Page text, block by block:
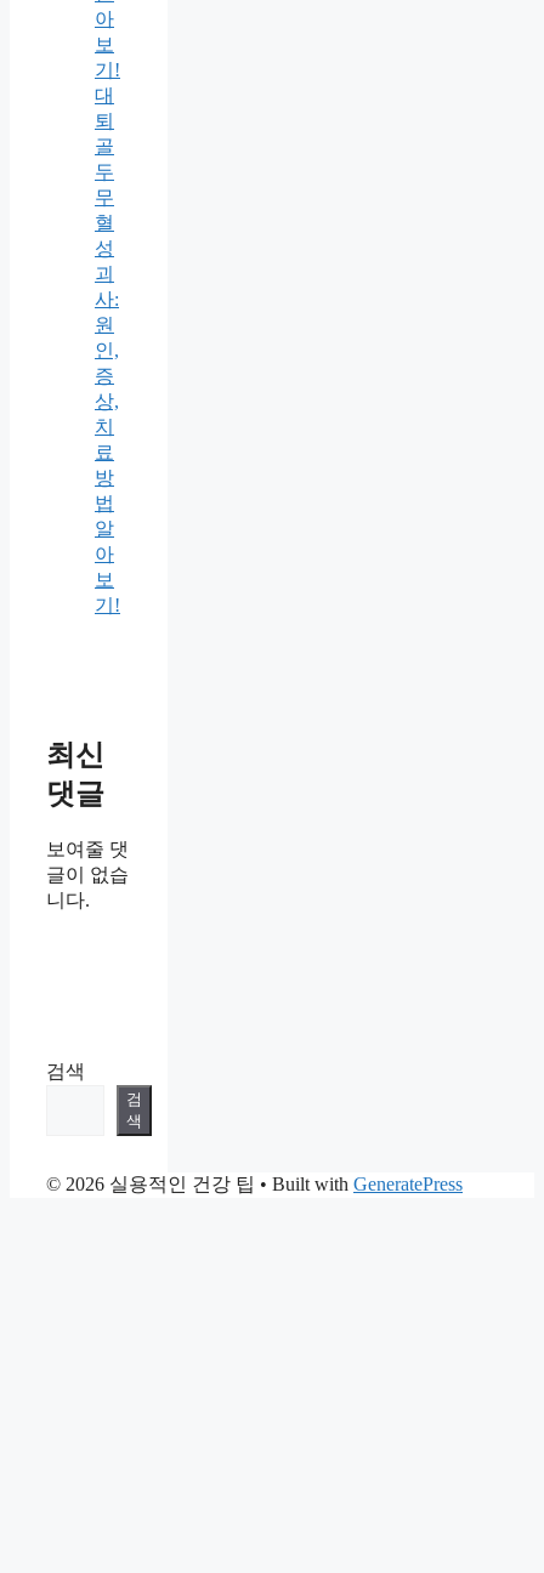
아
보
기!
대
퇴
골
두
무
혈
성
괴
사:
원
인,
증
상,
치
료
방
법
알
아
보
기!
최신
댓글
보여줄 댓
글이 없습
니다.
검색
검
색
© 2026 실용적인 건강 팁 • Built with GeneratePress